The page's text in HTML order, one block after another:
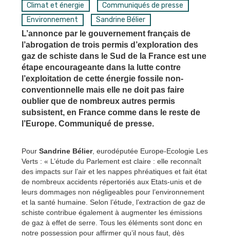
Climat et énergie
Communiqués de presse
Environnement
Sandrine Bélier
L’annonce par le gouvernement français de
l’abrogation de trois permis d’exploration des
gaz de schiste dans le Sud de la France est une
étape encourageante dans la lutte contre
l’exploitation de cette énergie fossile non-
conventionnelle mais elle ne doit pas faire
oublier que de nombreux autres permis
subsistent, en France comme dans le reste de
l’Europe. Communiqué de presse.
Pour Sandrine Bélier, eurodéputée Europe-Ecologie Les
Verts : « L’étude du Parlement est claire : elle reconnaît
des impacts sur l’air et les nappes phréatiques et fait état
de nombreux accidents répertoriés aux Etats-unis et de
leurs dommages non négligeables pour l’environnement
et la santé humaine. Selon l’étude, l’extraction de gaz de
schiste contribue également à augmenter les émissions
de gaz à effet de serre. Tous les éléments sont donc en
notre possession pour affirmer qu’il nous faut, dès